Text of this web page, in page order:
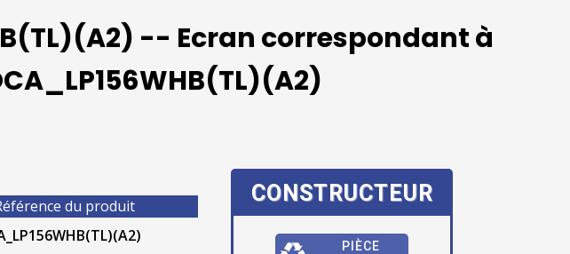
-- Ecran correspondant à
du produit
CONSTRUCTEUR
PIÈCE